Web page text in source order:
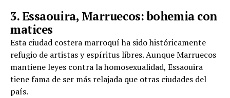
3. Essaouira, Marruecos: bohemia con
matices
Esta ciudad costera marroquí ha sido históricamente
refugio de artistas y espíritus libres. Aunque Marruecos
mantiene leyes contra la homosexualidad, Essaouira
tiene fama de ser más relajada que otras ciudades del
país.